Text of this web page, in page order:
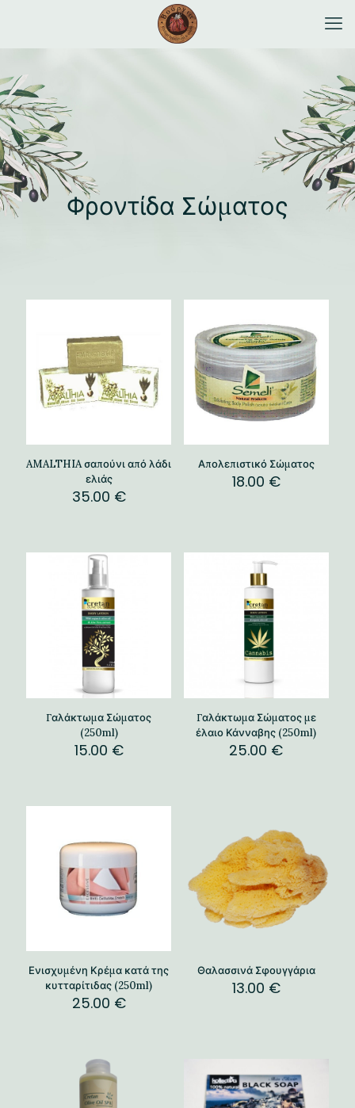
Φροντίδα Σώματος
AMALTHIA σαπούνι από λάδι
ελιάς
35.00 €
Απολεπιστικό Σώματος
18.00 €
Γαλάκτωμα Σώματος
(250ml)
15.00 €
Γαλάκτωμα Σώματος με
έλαιο Κάνναβης (250ml)
25.00 €
Ενισχυμένη Κρέμα κατά της
κυτταρίτιδας (250ml)
25.00 €
Θαλασσινά Σφουγγάρια
13.00 €